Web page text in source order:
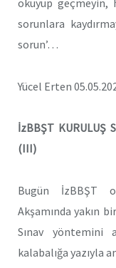
sorunlara
sorun’…
Yücel Erten
İzBBŞT KURULUŞ
(III)
Bugün İzBBŞT
Akşamında yakın
Sınav yöntemini
kalabalığa yazıyla